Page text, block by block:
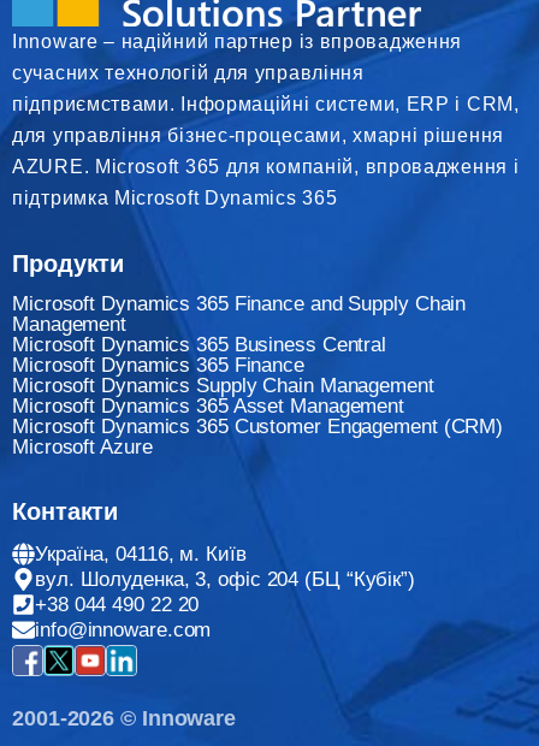
Innoware – надійний партнер із впровадження
сучасних технологій для управління
підприємствами. Інформаційні системи, ERP і CRM,
для управління бізнес-процесами, хмарні рішення
AZURE. Microsoft 365 для компаній, впровадження і
підтримка Microsoft Dynamics 365
Продукти
Microsoft Dynamics 365 Finance and Supply Chain
Management
Microsoft Dynamics 365 Business Central
Microsoft Dynamics 365 Finance
Мicrosoft Dynamics Supply Chain Management
Microsoft Dynamics 365 Asset Management
Microsoft Dynamics 365 Customer Engagement (CRM)
Microsoft Azure
Контакти
Україна, 04116, м. Київ
вул. Шолуденка, 3, офіс 204 (БЦ “Кубік”)
+38 044 490 22 20
info@innoware.com
2001-2026 © Innoware